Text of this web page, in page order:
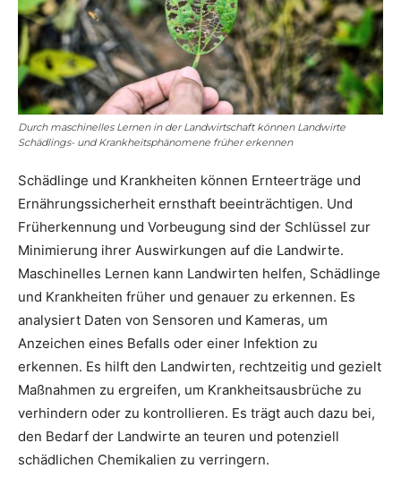
Durch maschinelles Lernen in der Landwirtschaft können Landwirte
Schädlings- und Krankheitsphänomene früher erkennen
Schädlinge und Krankheiten können Ernteerträge und
Ernährungssicherheit ernsthaft beeinträchtigen. Und
Früherkennung und Vorbeugung sind der Schlüssel zur
Minimierung ihrer Auswirkungen auf die Landwirte.
Maschinelles Lernen kann Landwirten helfen, Schädlinge
und Krankheiten früher und genauer zu erkennen. Es
analysiert Daten von Sensoren und Kameras, um
Anzeichen eines Befalls oder einer Infektion zu
erkennen. Es hilft den Landwirten, rechtzeitig und gezielt
Maßnahmen zu ergreifen, um Krankheitsausbrüche zu
verhindern oder zu kontrollieren. Es trägt auch dazu bei,
den Bedarf der Landwirte an teuren und potenziell
schädlichen Chemikalien zu verringern.